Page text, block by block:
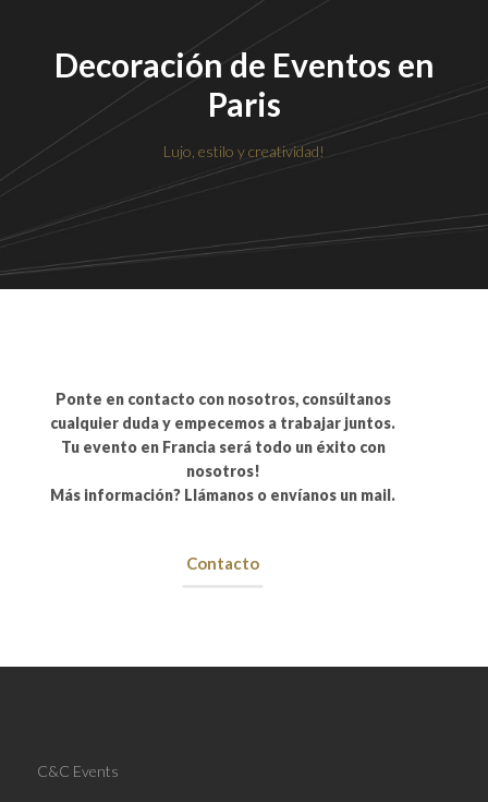
Decoración de Eventos en
Paris
Lujo, estilo y creatividad!
Ponte en contacto con nosotros, consúltanos
cualquier duda y empecemos a trabajar juntos.
Tu evento en Francia será todo un éxito con
nosotros!
Más información? Llámanos o envíanos un mail.
Contacto
C&C Events